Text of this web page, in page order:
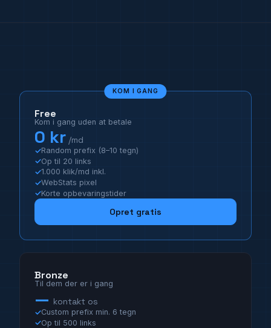
KOM I GANG
Free
Kom i gang uden at betale
0 kr /md
Random prefix (8–10 tegn)
Op til 20 links
1.000 klik/md inkl.
WebStats pixel
Korte opbevaringstider
Opret gratis
Bronze
Til dem der er i gang
— kontakt os
Custom prefix min. 6 tegn
Op til 500 links